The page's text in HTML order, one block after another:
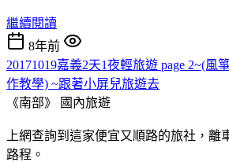
繼續閱讀
8年前
20171019嘉義2天1夜輕旅遊 page 2~(風
作教學) ~跟著小屏兒旅遊去
《南部》
國內旅遊
上網查詢到這家便宜又順路的旅社，離
路程。